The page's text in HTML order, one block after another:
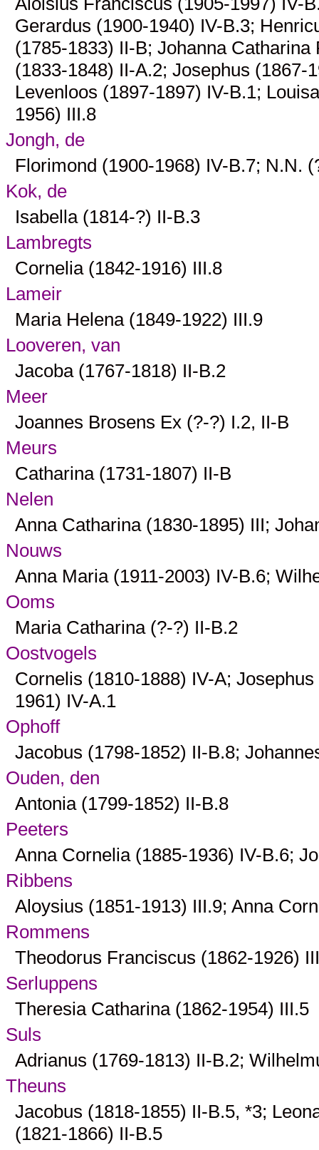
Gerardus (1900-1940) IV-B.3;
(1785-1833) II-B; Johanna
(1833-1848) II-A.2; Josephus (1867-
Levenloos (1897-1897) IV-B.1;
1956) III.8
Jongh, de
Florimond (1900-1968) IV-B.7; N.N.
Kok, de
Isabella (1814-?) II-B.3
Lambregts
Cornelia (1842-1916) III.8
Lameir
Maria Helena (1849-1922) III.9
Looveren, van
Jacoba (1767-1818) II-B.2
Meer
Joannes Brosens Ex (?-?) I.2, II-B
Meurs
Catharina (1731-1807) II-B
Nelen
Anna Catharina (1830-1895) III;
Nouws
Anna Maria (1911-2003) IV-B.6;
Ooms
Maria Catharina (?-?) II-B.2
Oostvogels
Cornelis (1810-1888) IV-A;
1961) IV-A.1
Ophoff
Jacobus (1798-1852) II-B.8;
Ouden, den
Antonia (1799-1852) II-B.8
Peeters
Anna Cornelia (1885-1936) IV-B.6;
Ribbens
Aloysius (1851-1913) III.9; Anna
Rommens
Theodorus Franciscus (1862-1926)
Serluppens
Theresia Catharina (1862-1954) III.5
Suls
Adrianus (1769-1813) II-B.2;
Theuns
Jacobus (1818-1855) II-B.5, *3;
(1821-1866) II-B.5